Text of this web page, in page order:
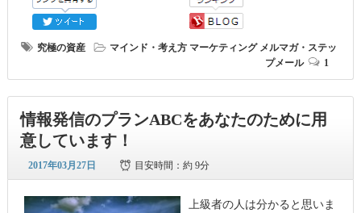
究極の資産 マインド・考え方 マーケティング メルマガ・ステッ
プメール
1
情報発信のプランABCをあなたのために用
意しています！
2017年03月27日 目安時間：約 9分
上級者の人は分かると思いま